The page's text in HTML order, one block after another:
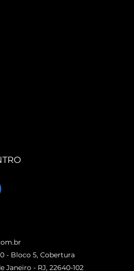
- Bloco 5, Cobertura
Janeiro - RJ, 22640-102